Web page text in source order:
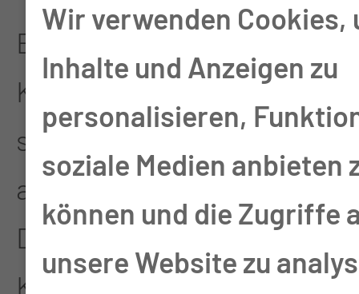
Erkrankungen der
Kiefergelenke werden
sowohl konservativ als
auch operativ behandelt.
Die
Kiefergelenkschirurgische
Wir verwenden Cookies,
Inhalte und Anzeigen zu
personalisieren,
soziale Medien anbieten
können und die Zugriffe
unsere Website zu